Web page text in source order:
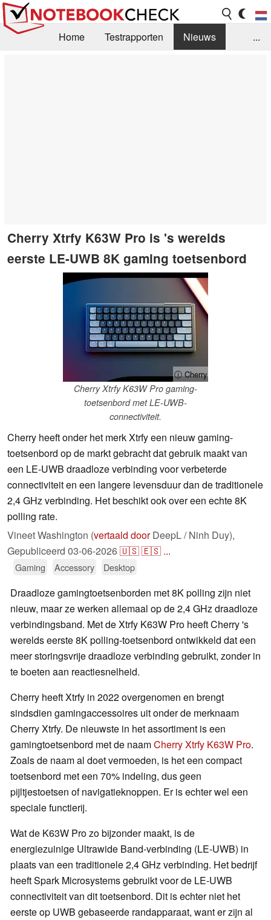
Home Testrapporten
Nieuws
...
Cherry Xtrfy K63W Pro is 's werelds
eerste LE-UWB 8K gaming toetsenbord
ⓘ Cherry
Cherry Xtrfy K63W Pro gaming-
toetsenbord met LE-UWB-
connectiviteit.
Cherry heeft onder het merk Xtrfy een nieuw gaming-
toetsenbord op de markt gebracht dat gebruik maakt van
een LE-UWB draadloze verbinding voor verbeterde
connectiviteit en een langere levensduur dan de traditionele
2,4 GHz verbinding. Het beschikt ook over een echte 8K
polling rate.
Vineet Washington (vertaald doorDeepL / Ninh Duy),
Gepubliceerd 03-06-2026🇺🇸🇪🇸 ...
Gaming Accessory Desktop
Draadloze gamingtoetsenborden met 8K polling zijn niet
nieuw, maar ze werken allemaal op de 2,4 GHz draadloze
verbindingsband. Met de Xtrfy K63W Pro heeft Cherry 's
werelds eerste 8K polling-toetsenbord ontwikkeld dat een
meer storingsvrije draadloze verbinding gebruikt, zonder in
te boeten aan reactiesnelheid.
Cherry heeft Xtrfy in 2022 overgenomen en brengt
sindsdien gamingaccessoires uit onder de merknaam
Cherry Xtrfy. De nieuwste in het assortiment is een
gamingtoetsenbord met de naamCherry Xtrfy K63W Pro.
Zoals de naam al doet vermoeden, is het een compact
toetsenbord met een 70% indeling, dus geen
pijltjestoetsen of navigatieknoppen. Er is echter wel een
speciale functierij.
Wat de K63W Pro zo bijzonder maakt, is de
energiezuinige Ultrawide Band-verbinding (LE-UWB) in
plaats van een traditionele 2,4 GHz verbinding. Het bedrijf
heeft Spark Microsystems gebruikt voor de LE-UWB
connectiviteit van dit toetsenbord. Dit is echter niet het
eerste op UWB gebaseerde randapparaat, want er zijn al